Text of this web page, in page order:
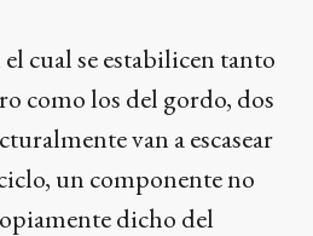
cual se estabilicen tanto
como los del gordo, dos
van a escasear
un componente no
dicho del